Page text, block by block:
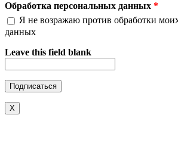
Обработка персональных данных *
Я не возражаю против обработки
данных
Leave this field blank
X